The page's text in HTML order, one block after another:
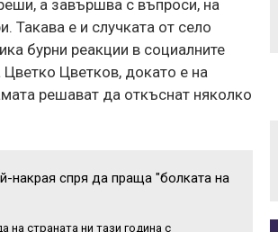
а завършва с въпроси, на
Такава е и случката от село
бурни реакции в социалните
Цветков, докато е на
решават да откъснат няколко
накрая спря да праща "болката на
на страната ни тази година с
милиона за Родри